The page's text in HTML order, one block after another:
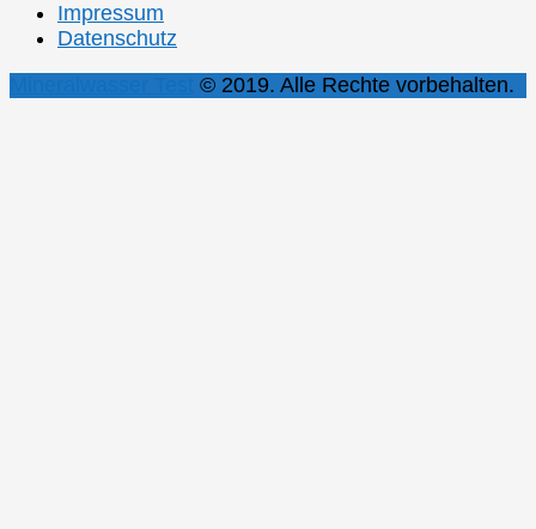
Impressum
Datenschutz
© 2019. Alle Rechte vorbehalten.